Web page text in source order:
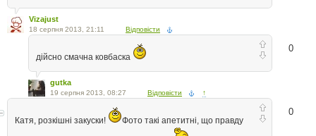
Vizajust
18 серпня 2013, 21:11 Відповісти
0
дійсно смачна ковбаска
gutka
19 серпня 2013, 08:27 Відповісти ↑
0
Катя, розкішні закуски! Фото такі апетитні, що правду